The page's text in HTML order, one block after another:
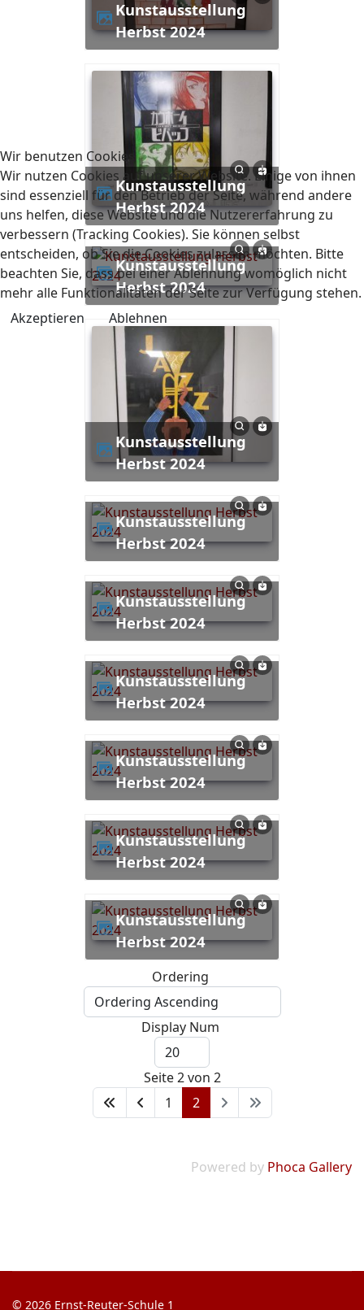
Kunstausstellung
Herbst 2024
Kunstausstellung
Herbst 2024
Kunstausstellung
Herbst 2024
Kunstausstellung
Herbst 2024
Kunstausstellung
Herbst 2024
Kunstausstellung
Herbst 2024
Kunstausstellung
Herbst 2024
Kunstausstellung
Herbst 2024
Kunstausstellung
Herbst 2024
Kunstausstellung
Herbst 2024
Ordering
Display Num
Seite 2 von 2
1
2
Powered by Phoca Gallery
© 2026 Ernst-Reuter-Schule 1
Wir benutzen Cookies
Wir nutzen Cookies auf unserer Website. Einige von ihnen
sind essenziell für den Betrieb der Seite, während andere
uns helfen, diese Website und die Nutzererfahrung zu
verbessern (Tracking Cookies). Sie können selbst
entscheiden, ob Sie die Cookies zulassen möchten. Bitte
beachten Sie, dass bei einer Ablehnung womöglich nicht
mehr alle Funktionalitäten der Seite zur Verfügung stehen.
Akzeptieren
Ablehnen